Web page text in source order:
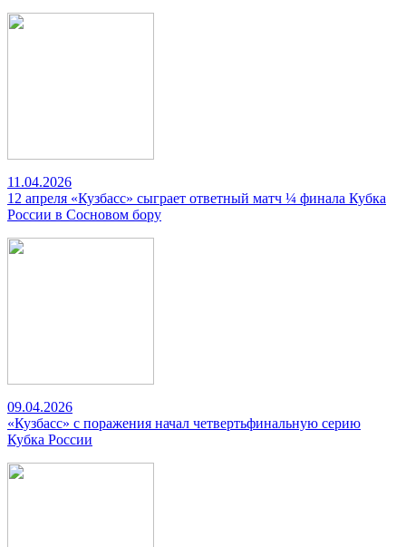
11.04.2026
12 апреля «Кузбасс» сыграет ответный матч ¼ финала Кубка
России в Сосновом бору
09.04.2026
«Кузбасс» с поражения начал четвертьфинальную серию
Кубка России